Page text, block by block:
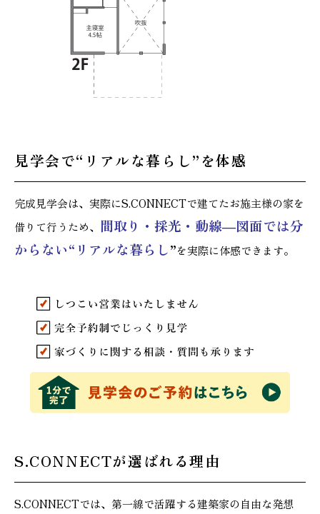
見学会で“リアルな暮らし”を体感
完成見学会は、実際にS.CONNECTで建てたお施主様の家を
借りて行うため、 間取り・採光・動線―図面では分
からない“リアルな暮らし”を実際に体感できます。
S.CONNECTが選ばれる理由
S.CONNECTでは、第一線で活躍する建築家の自由な発想